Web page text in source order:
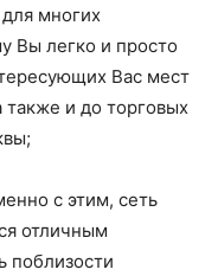
многих
Вы легко и просто
Вас мест
также и до торговых
с этим, сеть
отличным
поблизости